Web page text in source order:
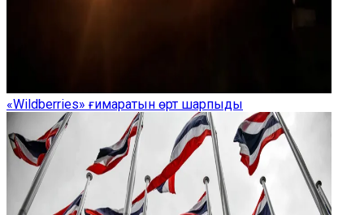
«Wildberries» ғимаратын өрт шарпыды